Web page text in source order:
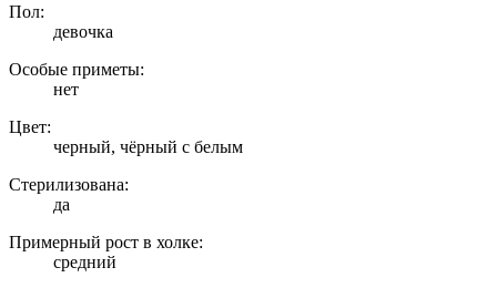
Пол:
девочка
Особые приметы:
нет
Цвет:
черный, чёрный с белым
Стерилизована:
да
Примерный рост в холке:
средний